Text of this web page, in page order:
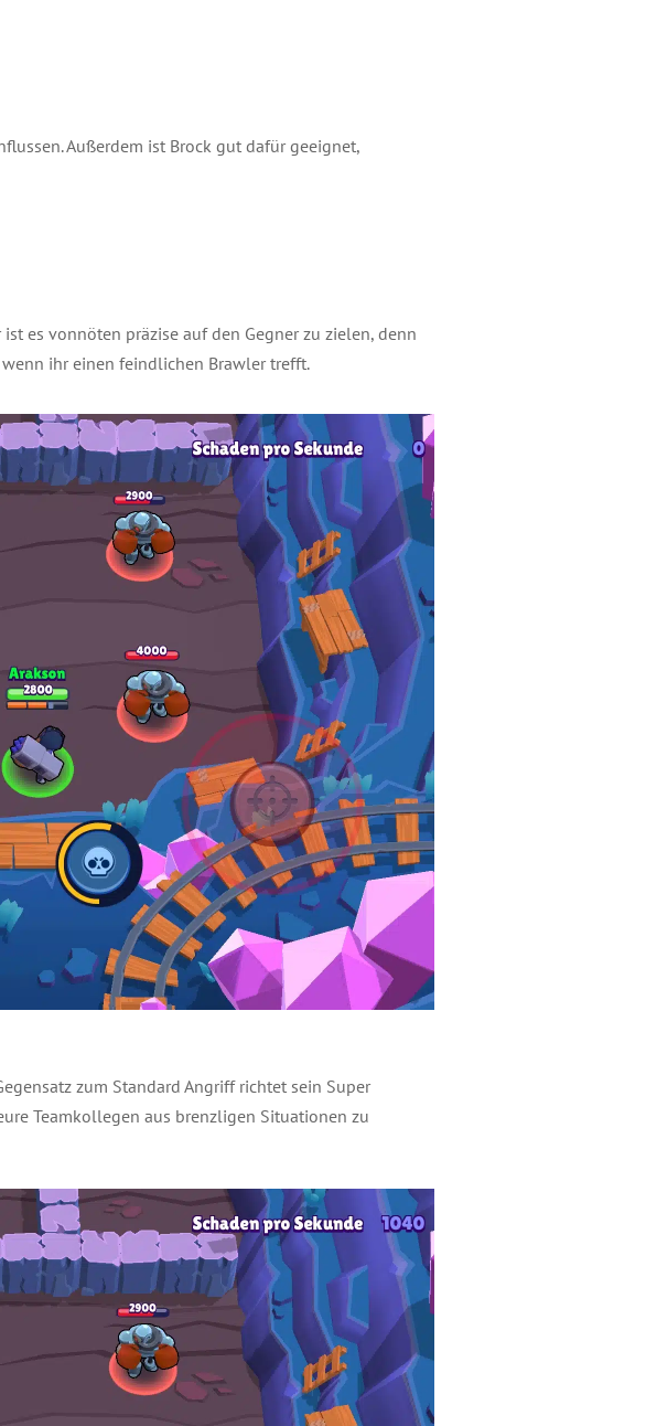
Außerdem ist Brock gut dafür geeignet,
es vonnöten präzise auf den Gegner zu zielen, denn
ihr einen feindlichen Brawler trefft.
zum Standard Angriff richtet sein Super
Teamkollegen aus brenzligen Situationen zu